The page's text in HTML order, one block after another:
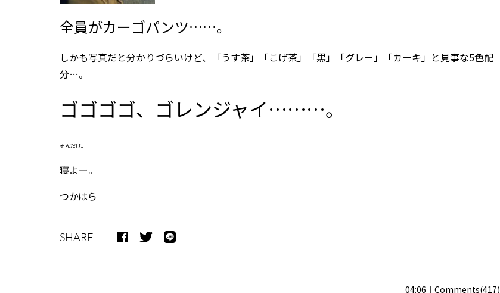
全員がカーゴパンツ……。
しかも写真だと分かりづらいけど、「うす茶」「こげ茶」「黒」「グレー」「カーキ」と見事な5色配
分…。
ゴゴゴゴ、ゴレンジャイ………。
そんだけ。
寝よー。
つかはら
SHARE
04:06 Comments(417)